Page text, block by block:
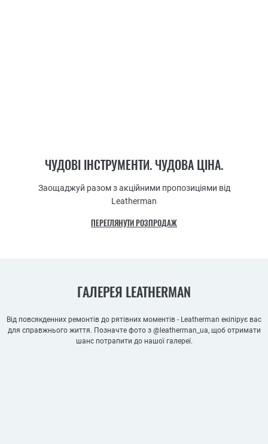
ЧУДОВІ ІНСТРУМЕНТИ. ЧУДОВА ЦІНА.
Заощаджуй разом з акційними пропозиціями від
Leatherman
ПЕРЕГЛЯНУТИ РОЗПРОДАЖ
ГАЛЕРЕЯ LEATHERMAN
Від повсякденних ремонтів до рятівних моментів - Leatherman екіпірує вас
для справжнього життя. Позначте фото з @leatherman_ua, щоб отримати
шанс потрапити до нашої галереї.